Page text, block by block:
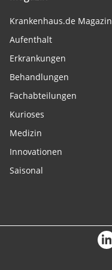
Krankenhaus.de Magazin
Aufenthalt
Erkrankungen
Behandlungen
Fachabteilungen
Kurioses
Medizin
Innovationen
Saisonal